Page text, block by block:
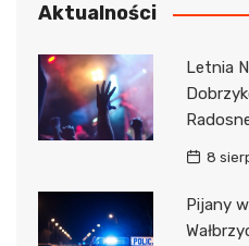
Aktualności
Letnia
8
Pijany